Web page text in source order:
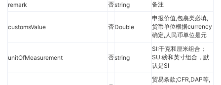
remark
否string 备注
customsValue 否Double
申报价值,包裹类必填,
货币单位根据currency
确定,人民币单位是元
unitOfMeasurement 否string
SI:千克和厘米组合；
SU:磅和英寸组合，默
认是SI
贸易条款;CFR,DAP等,